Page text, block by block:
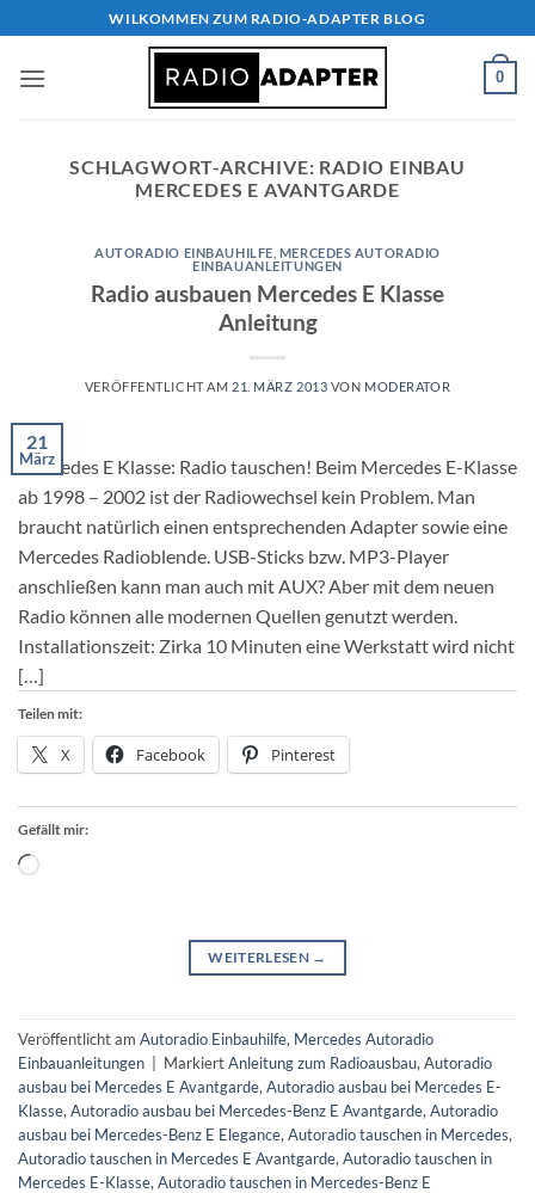
Inhalt
springen
WILKOMMEN ZUM RADIO-ADAPTER BLOG
0
SCHLAGWORT-ARCHIVE: RADIO EINBAU
MERCEDES E AVANTGARDE
AUTORADIO EINBAUHILFE MERCEDES AUTORADIO
EINBAUANLEITUNGEN
Radio ausbauen Mercedes E Klasse
Anleitung
VERÖFFENTLICHT AM 21. MÄRZ 2013 VON MODERATOR
21
März
Mercedes E Klasse: Radio tauschen! Beim Mercedes E-Klasse
ab 1998 – 2002 ist der Radiowechsel kein Problem. Man
braucht natürlich einen entsprechenden Adapter sowie eine
Mercedes Radioblende. USB-Sticks bzw. MP3-Player
anschließen kann man auch mit AUX? Aber mit dem neuen
Radio können alle modernen Quellen genutzt werden.
Installationszeit: Zirka 10 Minuten eine Werkstatt wird nicht
[…]
Teilen mit:
X Facebook Pinterest
Gefällt mir:
Wird
WEITERLESEN →
Veröffentlicht am Autoradio Einbauhilfe, Mercedes Autoradio
Einbauanleitungen
MarkiertAnleitung zum Radioausbau, Autoradio
ausbau bei Mercedes E Avantgarde, Autoradio ausbau bei Mercedes E-
Klasse, Autoradio ausbau bei Mercedes-Benz E Avantgarde, Autoradio
ausbau bei Mercedes-Benz E Elegance, Autoradio tauschen in Mercedes,
Autoradio tauschen in Mercedes E Avantgarde, Autoradio tauschen in
Mercedes E-Klasse, Autoradio tauschen in Mercedes-Benz E